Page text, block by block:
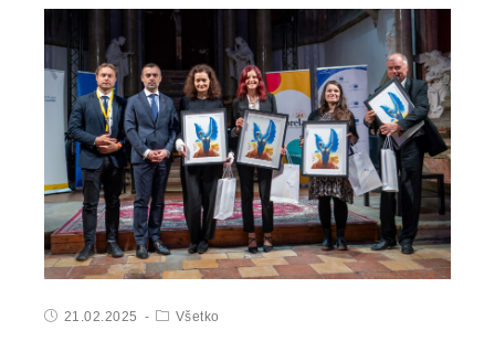
21.02.2025 Všetko